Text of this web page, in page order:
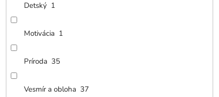
Detský 1
Motivácia 1
Príroda 35
Vesmír a obloha 37